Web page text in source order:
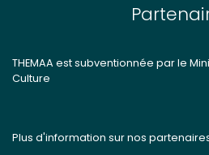
THEMAA est subventionnée par le
Culture
Plus d'information sur nos